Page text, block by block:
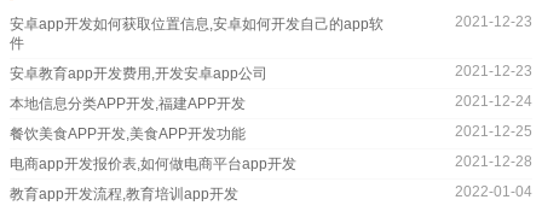
安卓app开发如何获取位置信息,安卓如何开发自己的app软
件
2021-12-23
安卓教育app开发费用,开发安卓app公司
2021-12-23
本地信息分类APP开发,福建APP开发
2021-12-24
餐饮美食APP开发,美食APP开发功能
2021-12-25
电商app开发报价表,如何做电商平台app开发
2021-12-28
教育app开发流程,教育培训app开发
2022-01-04